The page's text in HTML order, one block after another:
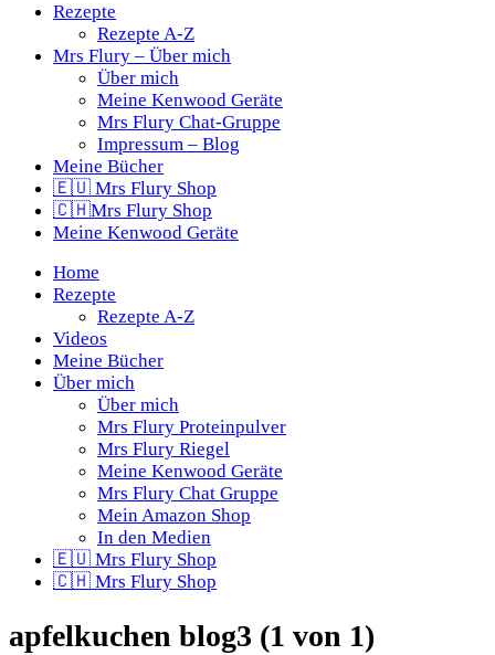
Rezepte
Rezepte A-Z
Mrs Flury – Über mich
Über mich
Meine Kenwood Geräte
Mrs Flury Chat-Gruppe
Impressum – Blog
Meine Bücher
🇪🇺 Mrs Flury Shop
🇨🇭Mrs Flury Shop
Meine Kenwood Geräte
Home
Rezepte
Rezepte A-Z
Videos
Meine Bücher
Über mich
Über mich
Mrs Flury Proteinpulver
Mrs Flury Riegel
Meine Kenwood Geräte
Mrs Flury Chat Gruppe
Mein Amazon Shop
In den Medien
🇪🇺 Mrs Flury Shop
🇨🇭 Mrs Flury Shop
apfelkuchen blog3 (1 von 1)